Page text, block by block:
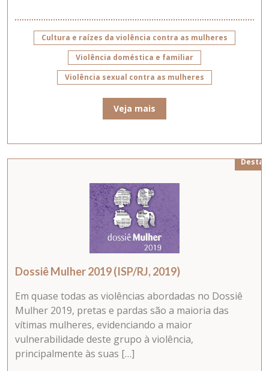
Cultura e raízes da violência contra as mulheres
Violência doméstica e familiar
Violência sexual contra as mulheres
Veja mais
Dossiê Mulher 2019 (ISP/RJ, 2019)
Em quase todas as violências abordadas no Dossiê
Mulher 2019, pretas e pardas são a maioria das
vítimas mulheres, evidenciando a maior
vulnerabilidade deste grupo à violência,
principalmente às suas […]